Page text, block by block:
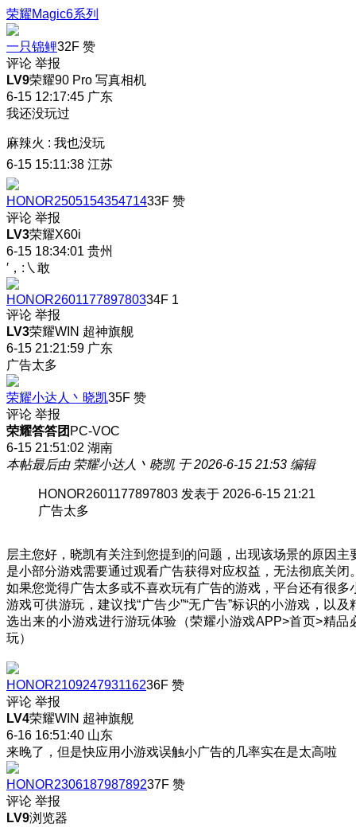
荣耀Magic6系列
一只锦鲤32F 赞
评论 举报
LV9荣耀90 Pro 写真相机
6-15 12:17:45 广东
我还没玩过
麻辣火 : 我也没玩
6-15 15:11:38 江苏
HONOR250515435471433F 赞
评论 举报
LV3荣耀X60i
6-15 18:34:01 贵州
′，:㇏敢
HONOR260117789780334F 1
评论 举报
LV3荣耀WIN 超神旗舰
6-15 21:21:59 广东
广告太多
荣耀小达人丶晓凯35F 赞
评论 举报
荣耀答答团 PC-VOC
6-15 21:51:02 湖南
本帖最后由 荣耀小达人丶晓凯 于 2026-6-15 21:53 编辑
HONOR2601177897803 发表于 2026-6-15 21:21
广告太多
层主您好，晓凯有关注到您提到的问题，出现该场景的原因主
是小部分游戏需要通过观看广告获得对应权益，无法彻底关闭
如果您觉得广告太多或不喜欢玩有广告的游戏，平台还有很多
游戏可供游玩，建议找“广告少”“无广告”标识的小游戏，以及
选出来的小游戏进行游玩体验（荣耀小游戏APP>首页>精品
玩）
HONOR210924793116236F 赞
评论 举报
LV4荣耀WIN 超神旗舰
6-16 16:51:40 山东
来晚了，但是快应用小游戏误触小广告的几率实在是太高啦
HONOR230618798789237F 赞
评论 举报
LV9浏览器